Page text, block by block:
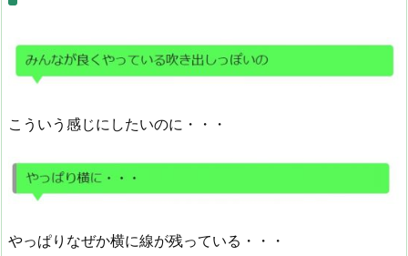
こういう感じにしたいのに・・・
やっぱりなぜか横に線が残っている・・・